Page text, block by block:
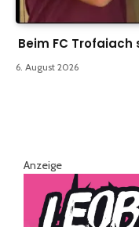
Beim FC Trofaiach
6. August 2026
Anzeige